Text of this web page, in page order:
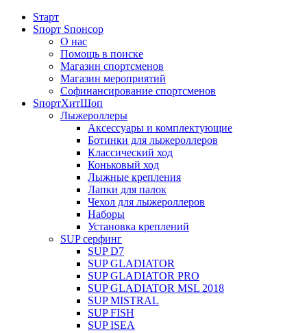
Sтарт
Sпорт Sпонсор
О нас
Помощь в поиске
Магазин спортсменов
Магазин мероприятий
Софинансирование спортсменов
SпортХитШоп
Лыжероллеры
Аксессуары и комплектующие
Ботинки для лыжероллеров
Классический ход
Коньковый ход
Лыжные крепления
Лапки для палок
Чехол для лыжероллеров
Наборы
Установка креплений
SUP серфинг
SUP D7
SUP GLADIATOR
SUP GLADIATOR PRO
SUP GLADIATOR MSL 2018
SUP MISTRAL
SUP FISH
SUP ISEA